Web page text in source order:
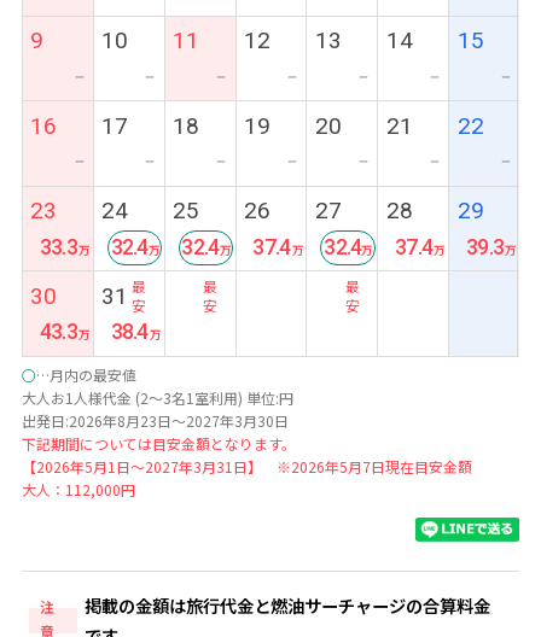
9
ー
10
ー
11
ー
12
ー
13
ー
14
ー
15
ー
16
ー
17
ー
18
ー
19
ー
20
ー
21
ー
22
ー
23
33.3
24
最
安
32.4
25
最
安
32.4
26
37.4
27
最
安
32.4
28
37.4
29
39.3
30
43.3
31
38.4
○…月内の最安値
大人お1人様代金 (2～3名1室利用) 単位:円
出発日:2026年8月23日～2027年3月30日
下記期間については目安金額となります。
【2026年5月1日～2027年3月31日】 ※2026年5月7日現在目安金額
大人：112,000円
注
意
掲載の金額は旅行代金と燃油サーチャージの合算料金